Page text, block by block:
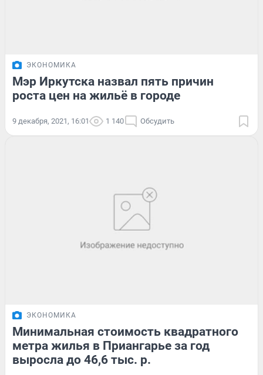
ЭКОНОМИКА
Мэр Иркутска назвал пять причин
роста цен на жильё в городе
9 декабря, 2021, 16:01 1 140 Обсудить
ЭКОНОМИКА
Минимальная стоимость квадратного
метра жилья в Приангарье за год
выросла до 46,6 тыс. р.